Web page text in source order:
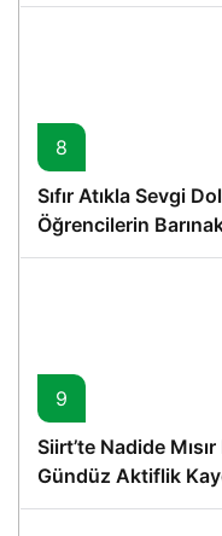
8
Sıfır Atıkla Sevgi
Öğrencilerin
Proje
9
Siirt’te Nadide
Gündüz Aktiflik